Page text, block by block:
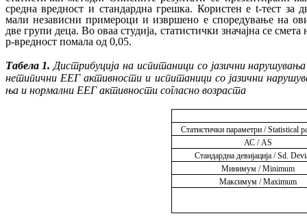
средна вред­ност и стандардна грешка. Користен еt-тест за
мали независни примероци и из­вр­ше­но е споредување на
две групи деца.Во оваа студија, статистички значајна се смета
p-вредност помала од 0,05.
Табела 1. Дистрибуција на испитаници со ја­­­зични
нетипични ЕЕГ ак­тив­­­ности и испитаници со јазични
ња и нормални ЕЕГ активности согласно воз­­­раста
Статистички параметри/ Statistical
АС / AS
Стандардна девијација/ Sd.
Минимум / Minimum
Максимум / Maximum